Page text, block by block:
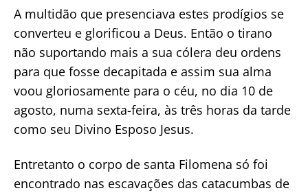
A multidão que presenciava estes prodígios se
converteu e glorificou a Deus. Então o tirano
não suportando mais a sua cólera deu ordens
para que fosse decapitada e assim sua alma
voou gloriosamente para o céu, no dia 10 de
agosto, numa sexta-feira, às três horas da tarde
como seu Divino Esposo Jesus.
Entretanto o corpo de santa Filomena só foi
encontrado nas escavações das catacumbas de